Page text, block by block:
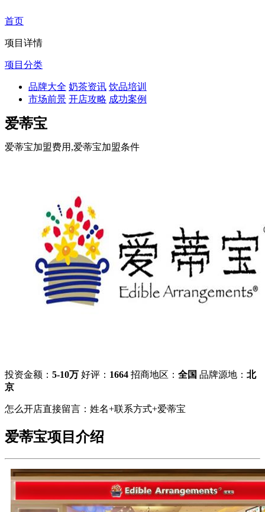
首页
项目详情
项目分类
品牌大全 奶茶资讯 饮品培训
市场前景 开店攻略 成功案例
爱蒂宝
爱蒂宝加盟费用,爱蒂宝加盟条件
投资金额： 5-10万 好评： 1664 招商地区： 全国 品牌源地： 北
京
怎么开店直接留言：姓名+联系方式+爱蒂宝
爱蒂宝项目介绍